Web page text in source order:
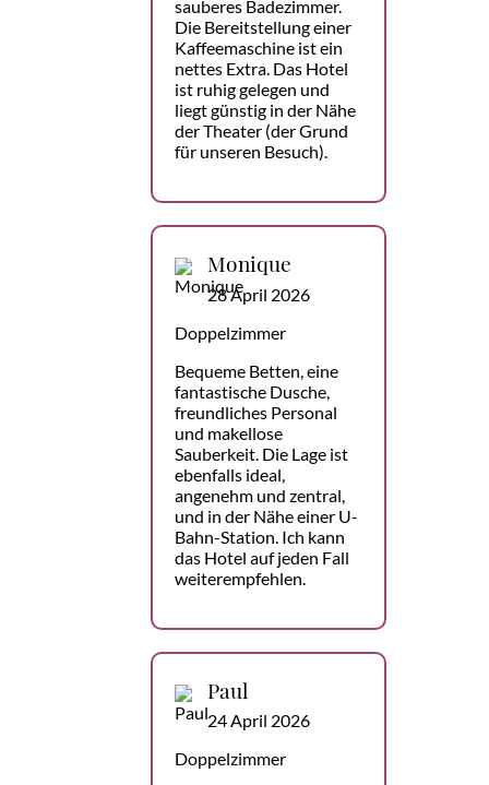
sauberes Badezimmer.
Die Bereitstellung einer
Kaffeemaschine ist ein
nettes Extra. Das Hotel
ist ruhig gelegen und
liegt günstig in der Nähe
der Theater (der Grund
für unseren Besuch).
Monique
28 April 2026
Doppelzimmer
Bequeme Betten, eine
fantastische Dusche,
freundliches Personal
und makellose
Sauberkeit. Die Lage ist
ebenfalls ideal,
angenehm und zentral,
und in der Nähe einer U-
Bahn-Station. Ich kann
das Hotel auf jeden Fall
weiterempfehlen.
Paul
24 April 2026
Doppelzimmer